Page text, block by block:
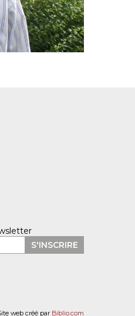
S'INSCRIRE
web créé par Biblio.com